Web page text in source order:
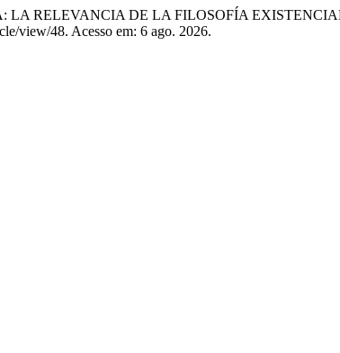
RELEVANCIA DE LA FILOSOFÍA
view/48. Acesso em: 6 ago. 2026.